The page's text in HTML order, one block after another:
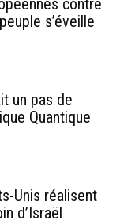
contre
s’éveille
un pas de
Quantique
Unis réalisent
d’Israël